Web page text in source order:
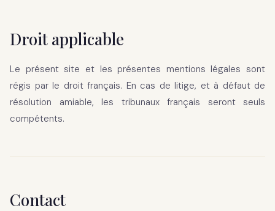
Droit applicable
Le présent site et les présentes mentions légales sont
régis par le droit français. En cas de litige, et à défaut de
résolution amiable, les tribunaux français seront seuls
compétents.
Contact